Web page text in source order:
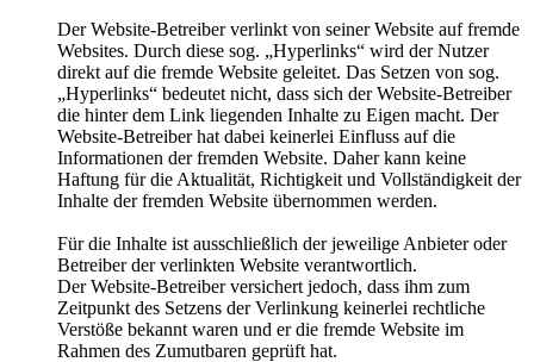
Der Website-Betreiber verlinkt von seiner Website auf fremde
Websites. Durch diese sog. „Hyperlinks“ wird der Nutzer
direkt auf die fremde Website geleitet. Das Setzen von sog.
„Hyperlinks“ bedeutet nicht, dass sich der Website-Betreiber
die hinter dem Link liegenden Inhalte zu Eigen macht. Der
Website-Betreiber hat dabei keinerlei Einfluss auf die
Informationen der fremden Website. Daher kann keine
Haftung für die Aktualität, Richtigkeit und Vollständigkeit der
Inhalte der fremden Website übernommen werden.
Für die Inhalte ist ausschließlich der jeweilige Anbieter oder
Betreiber der verlinkten Website verantwortlich.
Der Website-Betreiber versichert jedoch, dass ihm zum
Zeitpunkt des Setzens der Verlinkung keinerlei rechtliche
Verstöße bekannt waren und er die fremde Website im
Rahmen des Zumutbaren geprüft hat.